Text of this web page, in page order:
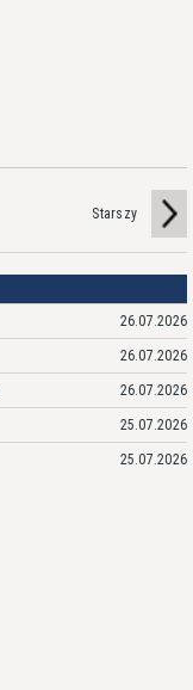
Starszy
26.07.2026
26.07.2026
26.07.2026
25.07.2026
25.07.2026